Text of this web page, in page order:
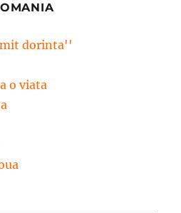
dorinta''
o viata